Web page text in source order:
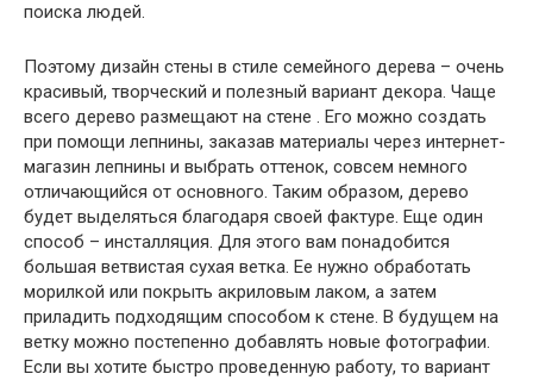
поиска людей.
Поэтому дизайн стены в стиле семейного дерева – очень
красивый, творческий и полезный вариант декора. Чаще
всего дерево размещают на стене . Его можно создать
при помощи лепнины, заказав материалы через интернет-
магазин лепнины и выбрать оттенок, совсем немного
отличающийся от основного. Таким образом, дерево
будет выделяться благодаря своей фактуре. Еще один
способ – инсталляция. Для этого вам понадобится
большая ветвистая сухая ветка. Ее нужно обработать
морилкой или покрыть акриловым лаком, а затем
приладить подходящим способом к стене. В будущем на
ветку можно постепенно добавлять новые фотографии.
Если вы хотите быстро проведенную работу, то вариант